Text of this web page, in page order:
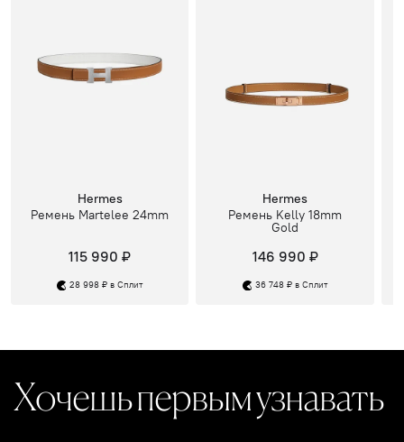
Hermes
Ремень Martelee 24mm
115 990 ₽
28 998 ₽ в Сплит
Hermes
Ремень Kelly 18mm
Gold
146 990 ₽
36 748 ₽ в Сплит
Хочешь первым узнавать